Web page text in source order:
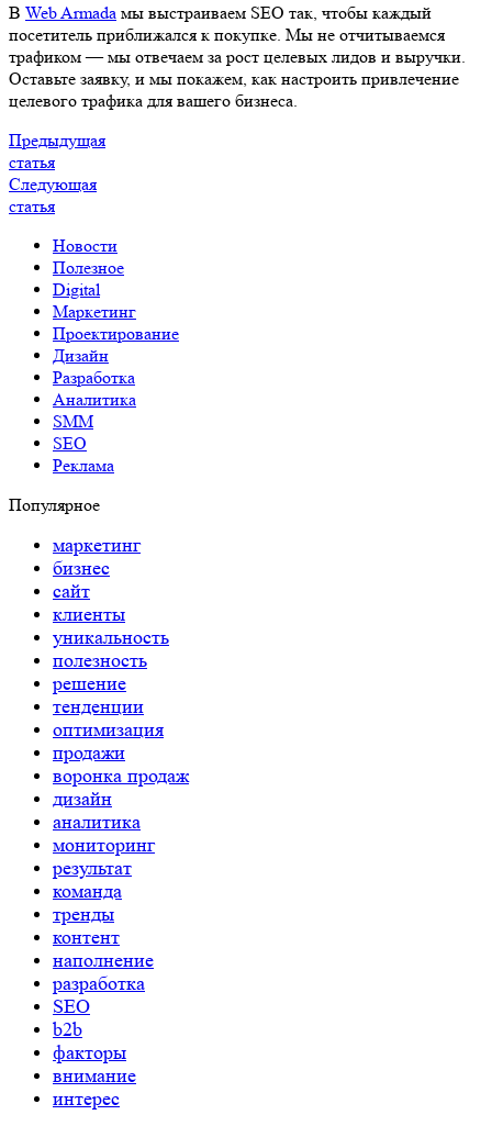
В Web Armada мы выстраиваем SEO так, чтобы каждый
посетитель приближался к покупке. Мы не отчитываемся
трафиком — мы отвечаем за рост целевых лидов и выручки.
Оставьте заявку, и мы покажем, как настроить привлечение
целевого трафика для вашего бизнеса.
Предыдущая
статья
Следующая
статья
Новости
Полезное
Digital
Маркетинг
Проектирование
Дизайн
Разработка
Аналитика
SMM
SEO
Реклама
Популярное
маркетинг
бизнес
сайт
клиенты
уникальность
полезность
решение
тенденции
оптимизация
продажи
воронка продаж
дизайн
аналитика
мониторинг
результат
команда
тренды
контент
наполнение
разработка
SEO
b2b
факторы
внимание
интерес